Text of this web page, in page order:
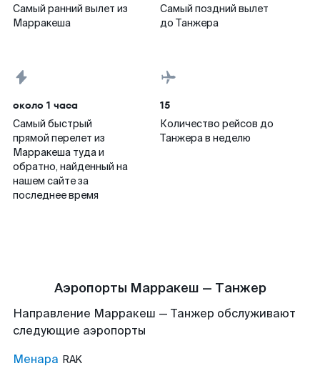
Самый ранний вылет из
Марракеша
Самый поздний вылет
до Танжера
около 1 часа
Самый быстрый
прямой перелет из
Марракеша туда и
обратно, найденный на
нашем сайте за
последнее время
15
Количество рейсов до
Танжера в неделю
Аэропорты Марракеш — Танжер
Направление Марракеш — Танжер обслуживают
следующие аэропорты
Менара RAK